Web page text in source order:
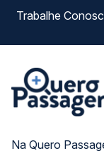
Na Quero
Trabalhe